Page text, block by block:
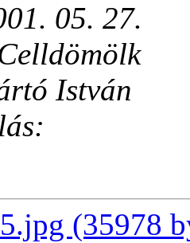
05. 27.
István
(35978